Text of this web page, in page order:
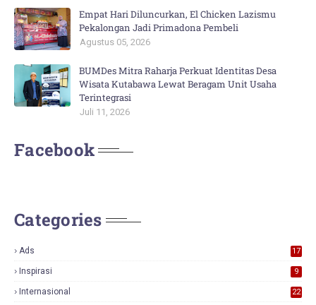
Empat Hari Diluncurkan, El Chicken Lazismu
Pekalongan Jadi Primadona Pembeli
Agustus 05, 2026
BUMDes Mitra Raharja Perkuat Identitas Desa
Wisata Kutabawa Lewat Beragam Unit Usaha
Terintegrasi
Juli 11, 2026
Facebook
Categories
Ads
17
Inspirasi 9
Internasional 22